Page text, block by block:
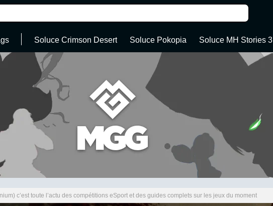
Soluce Crimson Desert Soluce Pokopia Soluce MH Stories 3
c’est toute l’actu des compétitions eSport et des guides complets sur les jeux du moment